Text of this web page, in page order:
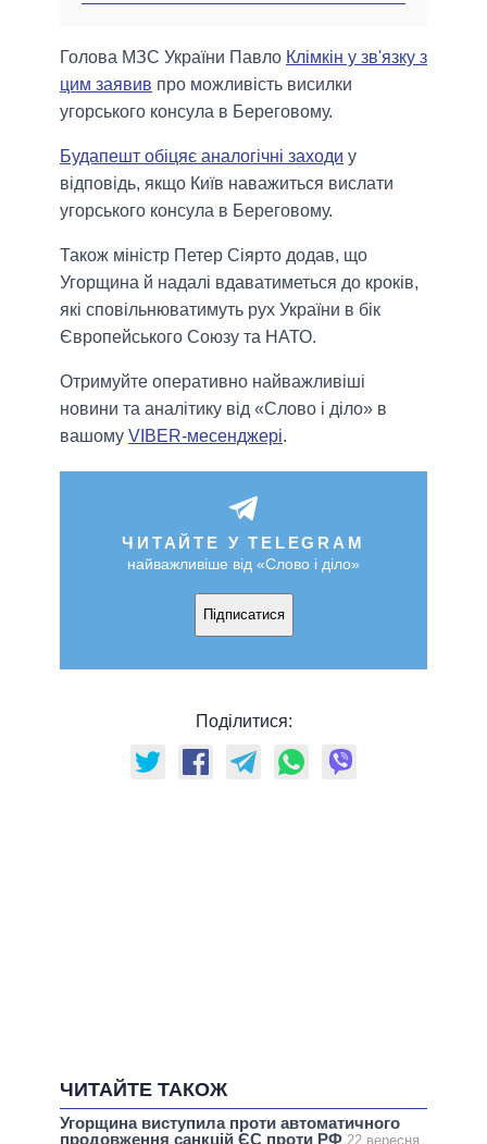
Голова МЗС України Павло Клімкін у зв'язку з
цим заявив про можливість висилки
угорського консула в Береговому.
Будапешт обіцяє аналогічні заходи у
відповідь, якщо Київ наважиться вислати
угорського консула в Береговому.
Також міністр Петер Сіярто додав, що
Угорщина й надалі вдаватиметься до кроків,
які сповільнюватимуть рух України в бік
Європейського Союзу та НАТО.
Отримуйте оперативно найважливіші
новини та аналітику від «Слово і діло» в
вашому VIBER-месенджері.
ЧИТАЙТЕ У TELEGRAM
найважливіше від «Слово і діло»
Підписатися
Поділитися:
ЧИТАЙТЕ ТАКОЖ
Угорщина виступила проти автоматичного
продовження санкцій ЄС проти РФ 22 вересня